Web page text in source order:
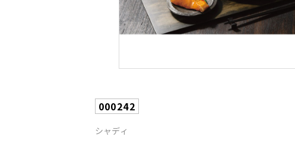
000242
シャディ